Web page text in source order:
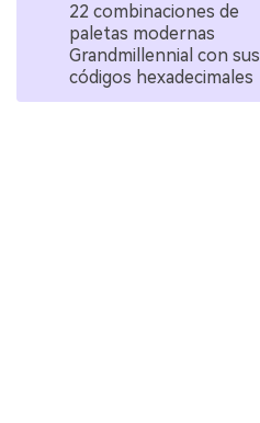
22 combinaciones de
paletas modernas
Grandmillennial con sus
códigos hexadecimales